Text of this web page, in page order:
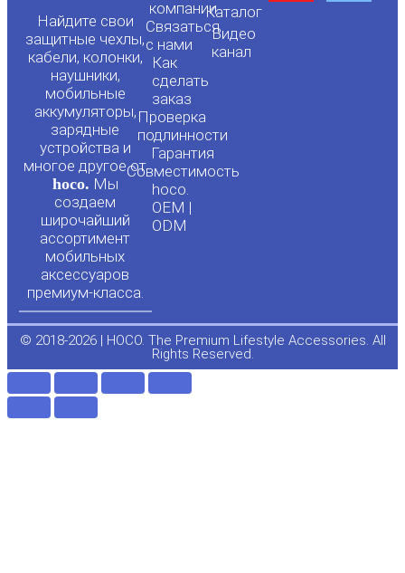
Найдите свои
защитные чехлы,
кабели, колонки,
наушники,
мобильные
аккумуляторы,
зарядные
устройства и
многое другое от
hoco. Мы
создаем
широчайший
ассортимент
мобильных
аксессуаров
премиум-класса.
компании
Связаться
с нами
Как
сделать
заказ
Проверка
подлинности
Гарантия
Совместимость
hoco.
OEM |
ODM
Каталог
Видео
канал
-
f
© 2018-2026 | HOCO. The Premium Lifestyle Accessories. All
Rights Reserved.